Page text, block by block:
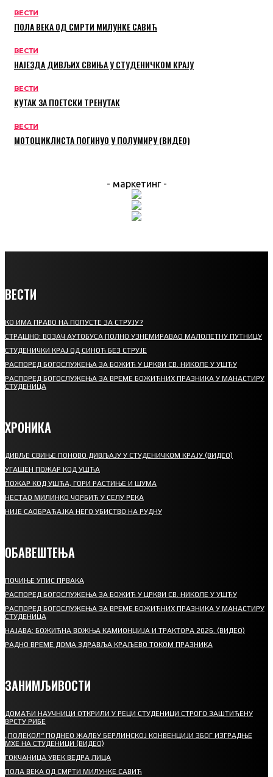
ВЕСТИ
ПОЛА ВЕКА ОД СМРТИ МИЛУНКЕ САВИЋ
ВЕСТИ
НАЈЕЗДА ДИВЉИХ СВИЊА У СТУДЕНИЧКОМ КРАЈУ
ВЕСТИ
КУТАК ЗА ПОЕТСКИ ТРЕНУТАК
ВЕСТИ
МОТОЦИКЛИСТА ПОГИНУО У ПОЛУМИРУ (ВИДЕО)
- маркетинг -
ВЕСТИ
КО ИМА ПРАВО НА ПОПУСТЕ ЗА СТРУЈУ?
СТРАШНО: ВОЗАЧ АУТОБУСА ПОЛНО УЗНЕМИРАВАО МАЛОЛЕТНУ ПУТНИЦУ
СТУДЕНИЧКИ КРАЈ ОД СИНОЋ БЕЗ СТРУЈЕ
РАСПОРЕД БОГОСЛУЖЕЊА ЗА БОЖИЋ У ЦРКВИ СВ. НИКОЛЕ У УШЋУ
РАСПОРЕД БОГОСЛУЖЕЊА ЗА ВРЕМЕ БОЖИЋНИХ ПРАЗНИКА У МАНАСТИРУ
СТУДЕНИЦА
ХРОНИКА
ДИВЉЕ СВИЊЕ ПОНОВО ДИВЉАЈУ У СТУДЕНИЧКОМ КРАЈУ (ВИДЕО)
УГАШЕН ПОЖАР КОД УШЋА
ПОЖАР КОД УШЋА, ГОРИ РАСТИЊЕ И ШУМА
НЕСТАО МИЛИНКО ЧОРБИЋ У СЕЛУ РЕКА
НИЈЕ САОБРАЋАЈКА НЕГО УБИСТВО НА РУДНУ
ОБАВЕШТЕЊА
ПОЧИЊЕ УПИС ПРВАКА
РАСПОРЕД БОГОСЛУЖЕЊА ЗА БОЖИЋ У ЦРКВИ СВ. НИКОЛЕ У УШЋУ
РАСПОРЕД БОГОСЛУЖЕЊА ЗА ВРЕМЕ БОЖИЋНИХ ПРАЗНИКА У МАНАСТИРУ
СТУДЕНИЦА
НАЈАВА: БОЖИЋНА ВОЖЊА КАМИОНЏИЈА И ТРАКТОРА 2026. (ВИДЕО)
РАДНО ВРЕМЕ ДОМА ЗДРАВЉА КРАЉЕВО ТОКОМ ПРАЗНИКА
ЗАНИМЉИВОСТИ
ДОМАЋИ НАУЧНИЦИ ОТКРИЛИ У РЕЦИ СТУДЕНИЦИ СТРОГО ЗАШТИЋЕНУ
ВРСТУ РИБЕ
„ПОЛЕКОЛ“ ПОДНЕО ЖАЛБУ БЕРЛИНСКОЈ КОНВЕНЦИЈИ ЗБОГ ИЗГРАДЊЕ
МХЕ НА СТУДЕНИЦИ (ВИДЕО)
ГОКЧАНИЦА УВЕК ВЕДРА ЛИЦА
ПОЛА ВЕКА ОД СМРТИ МИЛУНКЕ САВИЋ